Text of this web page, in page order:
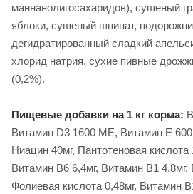
маннанолигосахаридов), сушеный
яблоки, сушеный шпинат,
дегидратированный сладкий
хлорид натрия, сухие пивные
(0,2%).
Пищевые добавки на 1 кг корма:
Витамин D3 1600 ME, Витамин Е
Ниацин 40мг, Пантотеновая кислота
Витамин В6 6,4мг, Витамин B1 4,8мг,
Фолиевая кислота 0,48мг, Витамин